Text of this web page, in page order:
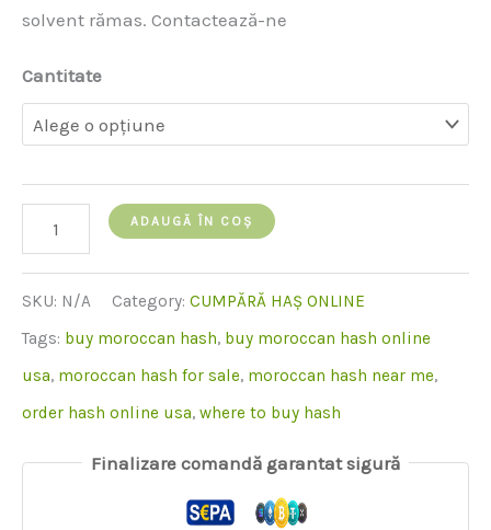
solvent rămas. Contactează-ne
Cantitate
cantitate
de
moroccan
hash
ADAUGĂ ÎN COȘ
SKU: N/A Category: CUMPĂRĂ HAȘ ONLINE
Tags: buy moroccan hash, buy moroccan hash online
usa, moroccan hash for sale, moroccan hash near me,
order hash online usa, where to buy hash
Finalizare comandă garantat sigură